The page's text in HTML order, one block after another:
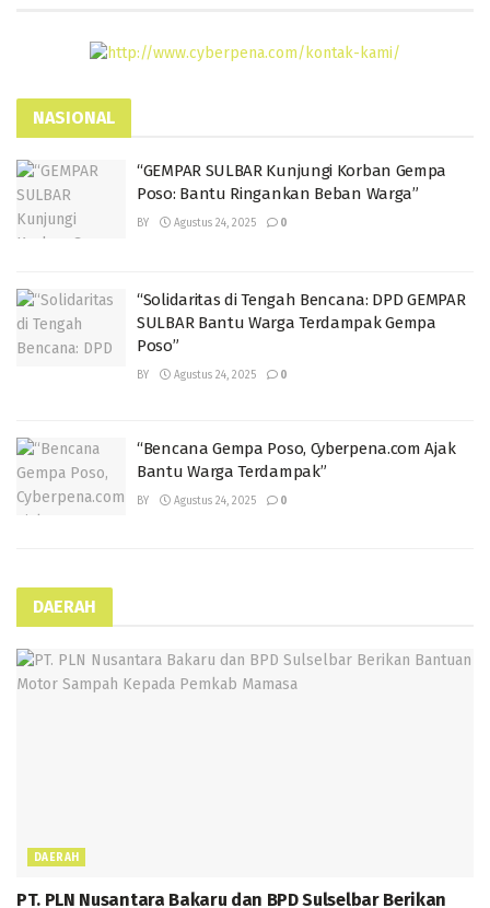
NASIONAL
“GEMPAR SULBAR Kunjungi Korban Gempa
Poso: Bantu Ringankan Beban Warga”
BY Agustus 24, 2025 0
“Solidaritas di Tengah Bencana: DPD GEMPAR
SULBAR Bantu Warga Terdampak Gempa
Poso”
BY Agustus 24, 2025 0
“Bencana Gempa Poso, Cyberpena.com Ajak
Bantu Warga Terdampak”
BY Agustus 24, 2025 0
DAERAH
DAERAH
PT. PLN Nusantara Bakaru dan BPD Sulselbar Berikan